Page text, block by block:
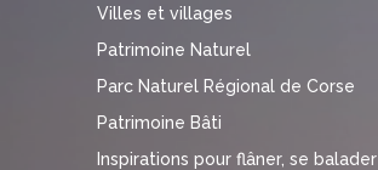
Villes et villages
Patrimoine Naturel
Parc Naturel Régional de Corse
Patrimoine Bâti
Inspirations pour flâner, se balader